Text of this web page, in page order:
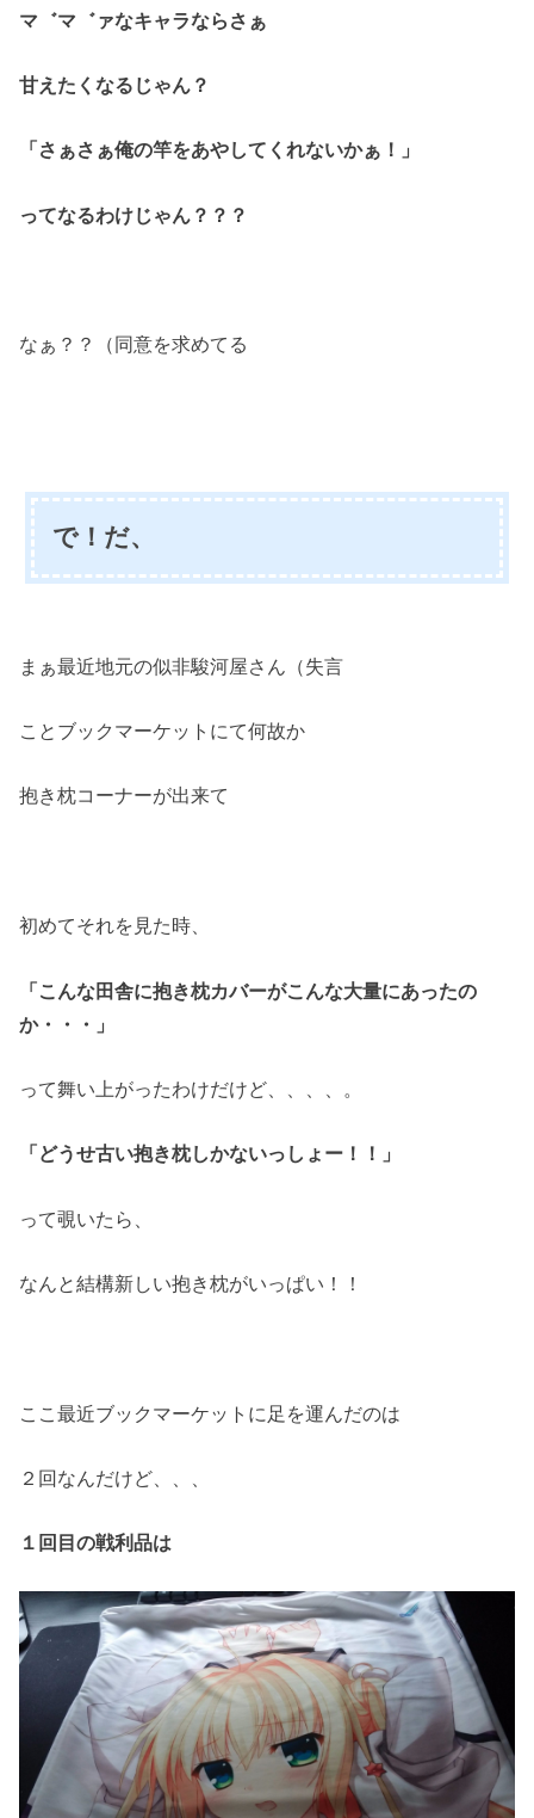
マ゛マ゛ァなキャラならさぁ
甘えたくなるじゃん？
「さぁさぁ俺の竿をあやしてくれないかぁ！」
ってなるわけじゃん？？？
なぁ？？（同意を求めてる
で！だ、
まぁ最近地元の似非駿河屋さん（失言
ことブックマーケットにて何故か
抱き枕コーナーが出来て
初めてそれを見た時、
「こんな田舎に抱き枕カバーがこんな大量にあったの
か・・・」
って舞い上がったわけだけど、、、、。
「どうせ古い抱き枕しかないっしょー！！」
って覗いたら、
なんと結構新しい抱き枕がいっぱい！！
ここ最近ブックマーケットに足を運んだのは
２回なんだけど、、、
１回目の戦利品は